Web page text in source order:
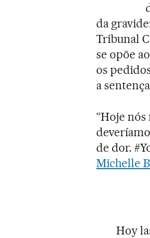
da
Tribunal
se opõe
os
a
“Hoje
de dor.
Michelle
Hoy